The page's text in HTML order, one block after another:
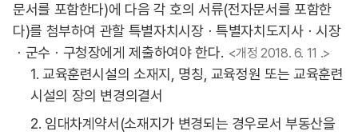
문서를 포함한다)에 다음 각 호의 서류(전자문서를 포함한
다)를 첨부하여 관할 특별자치시장ㆍ특별자치도지사ㆍ시장
ㆍ군수ㆍ구청장에게 제출하여야 한다. <개정 2018. 6. 11 .>
1. 교육훈련시설의 소재지, 명칭, 교육정원 또는 교육훈련
시설의 장의 변경의결서
2. 임대차계약서(소재지가 변경되는 경우로서 부동산을